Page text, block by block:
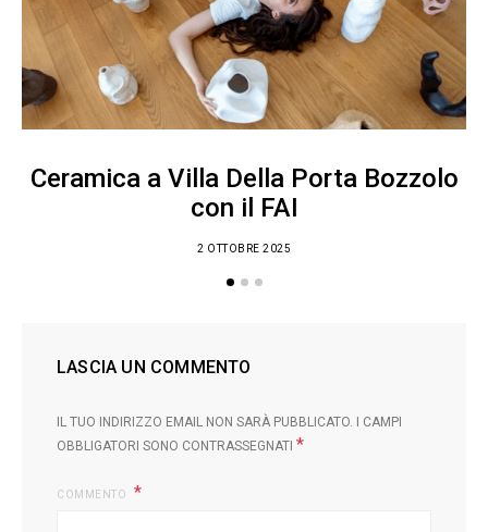
Ceramica a Villa Della Porta Bozzolo
con il FAI
2 OTTOBRE 2025
LASCIA UN COMMENTO
IL TUO INDIRIZZO EMAIL NON SARÀ PUBBLICATO.
I CAMPI
OBBLIGATORI SONO CONTRASSEGNATI *
COMMENTO